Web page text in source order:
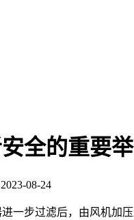
全的重要
08-24
一步过滤后，由风机